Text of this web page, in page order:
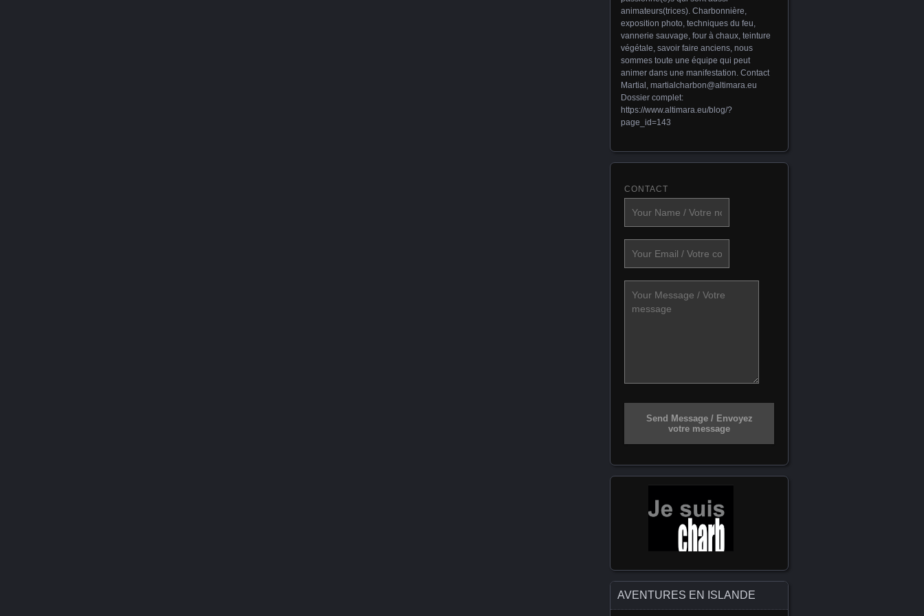
animateurs(trices). Charbonnière,
exposition photo, techniques du feu,
vannerie sauvage, four à chaux, teinture
végétale, savoir faire anciens, nous
sommes toute une équipe qui peut
animer dans une manifestation. Contact
Martial, martialcharbon@altimara.eu
Dossier complet:
https://www.altimara.eu/blog/?
page_id=143
CONTACT
Send Message / Envoyez
votre message
AVENTURES EN ISLANDE